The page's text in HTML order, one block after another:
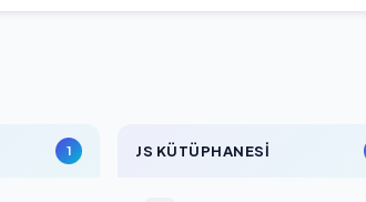
1 JS KÜTÜPHANESI